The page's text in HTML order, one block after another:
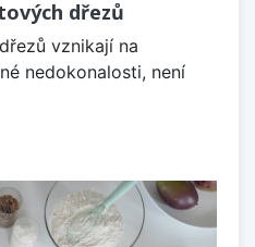
dřezů
vznikají na
nedokonalosti, není